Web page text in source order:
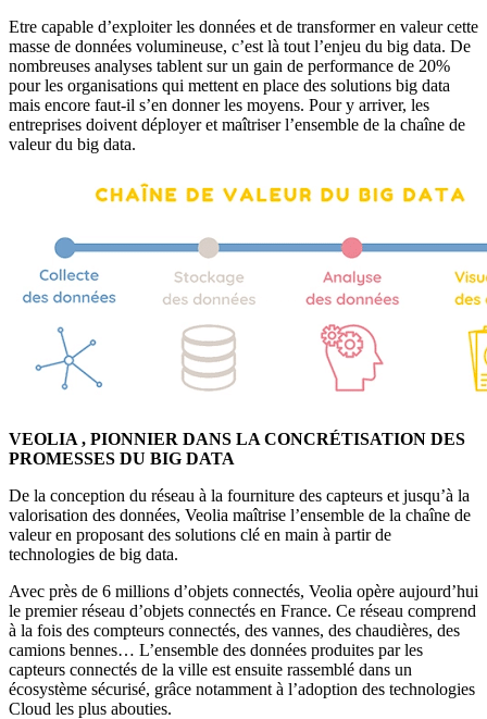
Etre capable d’exploiter les données et de transformer en valeur cette
masse de données volumineuse, c’est là tout l’enjeu du big data. De
nombreuses analyses tablent sur un gain de performance de 20%
pour les organisations qui mettent en place des solutions big data
mais encore faut-il s’en donner les moyens. Pour y arriver, les
entreprises doivent déployer et maîtriser l’ensemble de la chaîne de
valeur du big data.
VEOLIA , PIONNIER DANS LA CONCRÉTISATION DES
PROMESSES DU BIG DATA
De la conception du réseau à la fourniture des capteurs et jusqu’à la
valorisation des données, Veolia maîtrise l’ensemble de la chaîne de
valeur en proposant des solutions clé en main à partir de
technologies de big data.
Avec près de 6 millions d’objets connectés, Veolia opère aujourd’hui
le premier réseau d’objets connectés en France. Ce réseau comprend
à la fois des compteurs connectés, des vannes, des chaudières, des
camions bennes… L’ensemble des données produites par les
capteurs connectés de la ville est ensuite rassemblé dans un
écosystème sécurisé, grâce notamment à l’adoption des technologies
Cloud les plus abouties.